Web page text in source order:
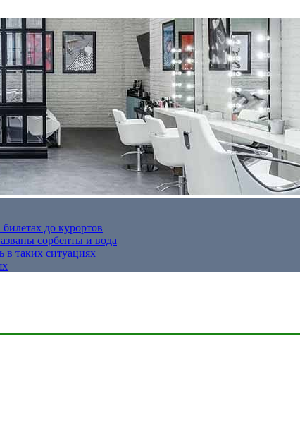
до курортов
сорбенты и вода
в таких ситуациях